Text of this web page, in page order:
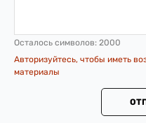
Осталось символов: 2000
Авторизуйтесь, чтобы иметь
материалы